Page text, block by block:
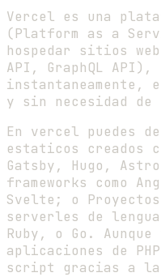
Vercel es una
(Platform as a
hospedar sitios
API, GraphQL API),
instantaneamente,
y sin necesidad de
En vercel puedes
estaticos creados
Gatsby, Hugo,
frameworks como
Svelte; o
serverles de
Ruby, o Go.
aplicaciones de
script gracias a la